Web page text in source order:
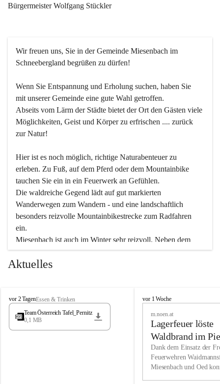
Bürgermeister Wolfgang Stückler
Wir freuen uns, Sie in der Gemeinde Miesenbach im
Schneebergland begrüßen zu dürfen!
Wenn Sie Entspannung und Erholung suchen, haben Sie
mit unserer Gemeinde eine gute Wahl getroffen.
Abseits vom Lärm der Städte bietet der Ort den Gästen viele
Möglichkeiten, Geist und Körper zu erfrischen .... zurück
zur Natur!
Hier ist es noch möglich, richtige Naturabenteuer zu
erleben. Zu Fuß, auf dem Pferd oder dem Mountainbike
tauchen Sie ein in ein Feuerwerk an Gefühlen.
Die waldreiche Gegend lädt auf gut markierten
Wanderwegen zum Wandern - und eine landschaftlich
besonders reizvolle Mountainbikestrecke zum Radfahren
ein.
Miesenbach ist auch im Winter sehr reizvoll. Neben dem
Eisstockschießen gibt es auf dem nahe gelegenen Unterberg
wunderschöne Naturschneepisten, die zum Schifahren oder
vielfältige Angebot unserer Kulturvereine.
Überzeugen Sie sich selbst, dass Sie in Miesenbach sowie
in den Beherbergungsbetrieben, Gaststätten und urigen
Wir kennen Miesenbach als lebens- und liebenswerten Ort.
Tradition und Innovation werden ebenso groß geschrieben
Aktuelles
M
i
s
vor 2 TagenEssen & Trinken
Team Österreich Tafel_Pernitz
0,1 MB
M
h
vor 1 Woche
m.noen.at
Lagerfeuer löste
Waldbrand im
aus
Dank dem Einsatz der
Feuerwehren
Miesenbach und Oed